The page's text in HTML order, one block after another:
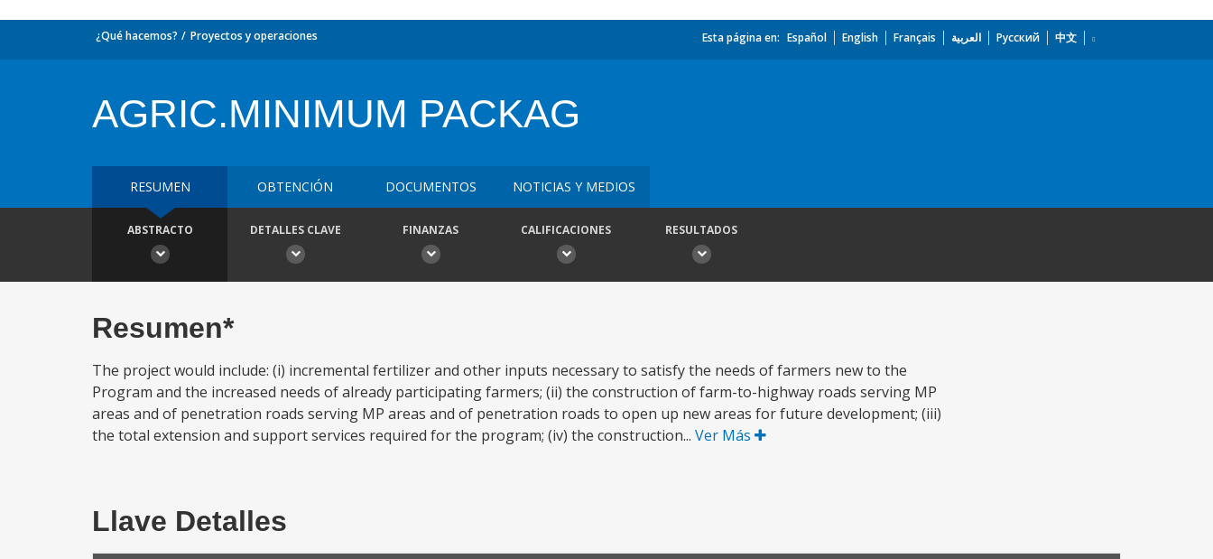
¿Qué hacemos? Proyectos y operaciones Esta página en: Español English Français العربية Русский 中文
AGRIC.MINIMUM PACKAG
RESUMEN OBTENCIÓN DOCUMENTOS NOTICIAS Y MEDIOS
ABSTRACTO DETALLES CLAVE FINANZAS CALIFICACIONES RESULTADOS
Resumen*
The project would include: (i) incremental fertilizer and other inputs necessary to satisfy the needs of farmers new to the
Program and the increased needs of already participating farmers; (ii) the construction of farm-to-highway roads serving MP
areas and of penetration roads serving MP areas and of penetration roads to open up new areas for future development; (iii)
the total extension and support services required for the program; (iv) the construction... Ver Más
Llave Detalles